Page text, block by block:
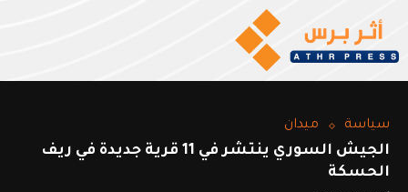
سياسة ميدان
الجيش السوري ينتشر في 11 قرية جديدة في ريف
الحسكة